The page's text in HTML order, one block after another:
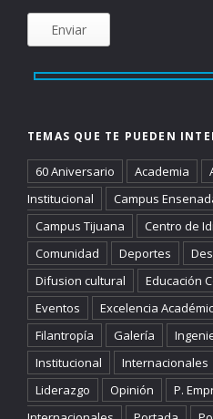
TEMAS QUE TE PUEDEN
60 Aniversario Academia
Institucional
Campus
Campus Tijuana
Centro de
Comunidad
Deportes
Difusion cultural
Educación
Eventos
Excelencia
Filantropía
Galería
Institucional
Internacionales
Liderazgo
Opinión P.